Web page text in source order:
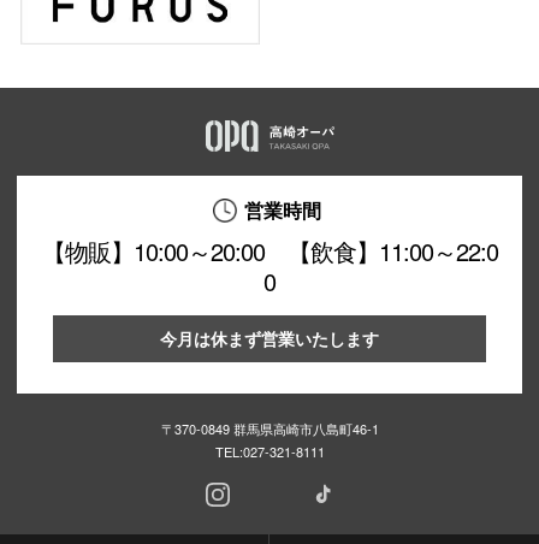
営業時間
【物販】10:00～20:00 【飲食】11:00～22:0
0
今月は休まず営業いたします
〒370-0849 群馬県高崎市八島町46-1
TEL:027-321-8111